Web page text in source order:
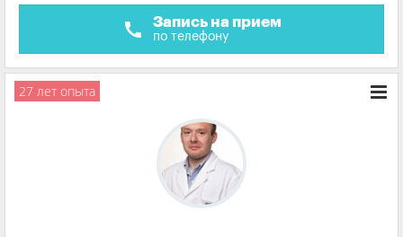
call Запись на прием
по телефону
27 лет опыта